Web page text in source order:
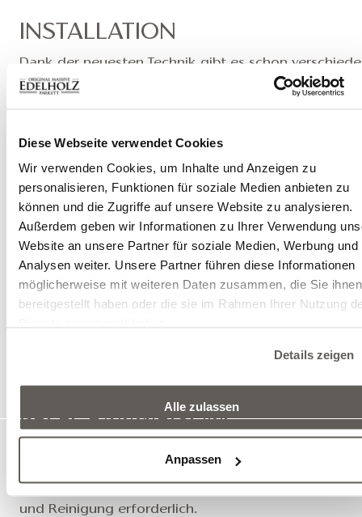
Diese Webseite verwendet Cookies
Wir verwenden Cookies, um Inhalte und Anzeigen zu
personalisieren, Funktionen für soziale Medien anbieten zu
können und die Zugriffe auf unsere Website zu analysieren.
Außerdem geben wir Informationen zu Ihrer Verwendung
Website an unsere Partner für soziale Medien, Werbung und
Analysen weiter. Unsere Partner führen diese Informationen
möglicherweise mit weiteren Daten zusammen, die Sie ihnen
bereitgestellt haben oder die sie im Rahmen Ihrer Nutzung
Details zeigen
Alle zulassen
Anpassen
INSTALLATION
Dank der neuesten Technik gibt es schon
Verlegearten der Holzböden (in diesem Fall des
Fischgrät-Parkettes), außer der traditionellen
vollflächige Verklebung auf den Estrich oder
Die ideale Lösung wird aber von den im Raum
herrschenden Bedingungen bestimmt, deshalb
empfehlen wir vor der Verlegung eine Konsultation
Bitte folgen Sie immer den Anweisungen in der
Verlegeanweisung. Wenn Sie Fragen haben oder
benötigen, wenden Sie sich bitte an uns oder Ihren
PFLEGEANWEISUNG
und damit Sie über viele Jahre Freude an ihm haben,
und Reinigung erforderlich.